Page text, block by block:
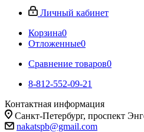
Личный кабинет
Корзина0
Отложенные0
Сравнение товаров0
8-812-552-09-21
Контактная информация
Санкт-Петербург, проспект
nakatspb@gmail.com